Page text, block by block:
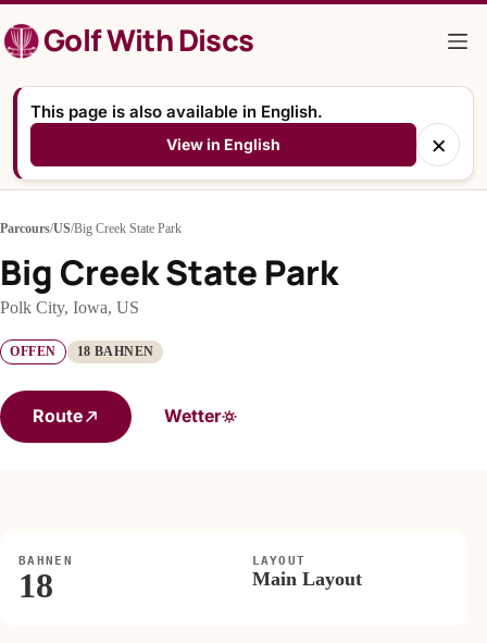
Inhalt
springenGolf With Discs
This page is also available in English.
View in English ×
Parcours/US/Big Creek State Park
Big Creek State Park
Polk City, Iowa, US
OFFEN 18 BAHNEN
Route Wetter
BAHNEN
18
LAYOUT
Main Layout